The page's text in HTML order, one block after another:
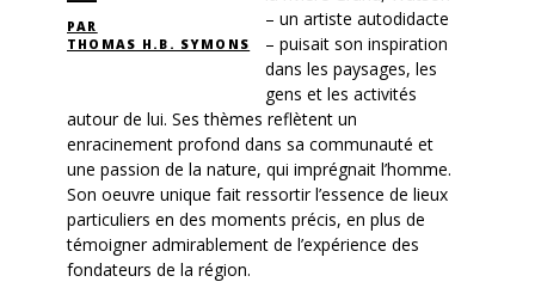
PAR
THOMAS H.B. SYMONS
– un artiste autodidacte
– puisait son inspiration
dans les paysages, les
gens et les activités
autour de lui. Ses thèmes reflètent un
enracinement profond dans sa communauté et
une passion de la nature, qui imprégnait l’homme.
Son oeuvre unique fait ressortir l’essence de lieux
particuliers en des moments précis, en plus de
témoigner admirablement de l’expérience des
fondateurs de la région.